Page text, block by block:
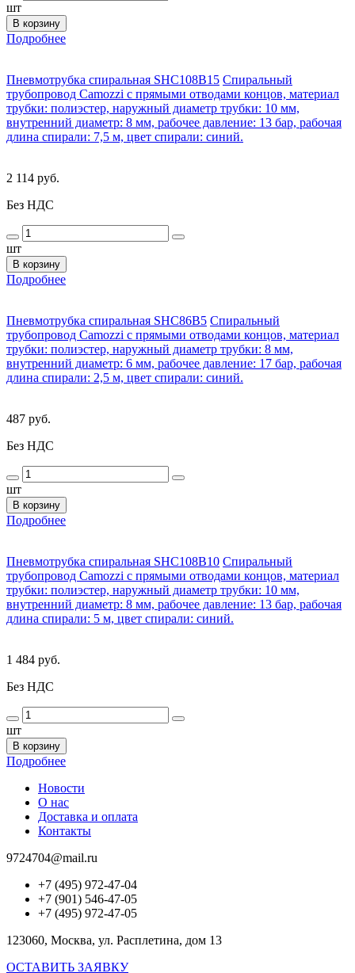
шт
В корзину
Подробнее
Пневмотрубка спиральная SHC108B15 Спиральный
трубопровод Camozzi с прямыми отводами концов, материал
трубки: полиэстер, наружный диаметр трубки: 10 мм,
внутренний диаметр: 8 мм, рабочее давление: 13 бар, рабочая
длина спирали: 7,5 м, цвет спирали: синий.
2 114 руб.
Без НДС
шт
В корзину
Подробнее
Пневмотрубка спиральная SHC86B5 Спиральный
трубопровод Camozzi с прямыми отводами концов, материал
трубки: полиэстер, наружный диаметр трубки: 8 мм,
внутренний диаметр: 6 мм, рабочее давление: 17 бар, рабочая
длина спирали: 2,5 м, цвет спирали: синий.
487 руб.
Без НДС
шт
В корзину
Подробнее
Пневмотрубка спиральная SHC108B10 Спиральный
трубопровод Camozzi с прямыми отводами концов, материал
трубки: полиэстер, наружный диаметр трубки: 10 мм,
внутренний диаметр: 8 мм, рабочее давление: 13 бар, рабочая
длина спирали: 5 м, цвет спирали: синий.
1 484 руб.
Без НДС
шт
В корзину
Подробнее
Новости
О нас
Доставка и оплата
Контакты
9724704@mail.ru
+7 (495) 972-47-04
+7 (901) 546-47-05
+7 (495) 972-47-05
123060, Москва, ул. Расплетина, дом 13
ОСТАВИТЬ ЗАЯВКУ